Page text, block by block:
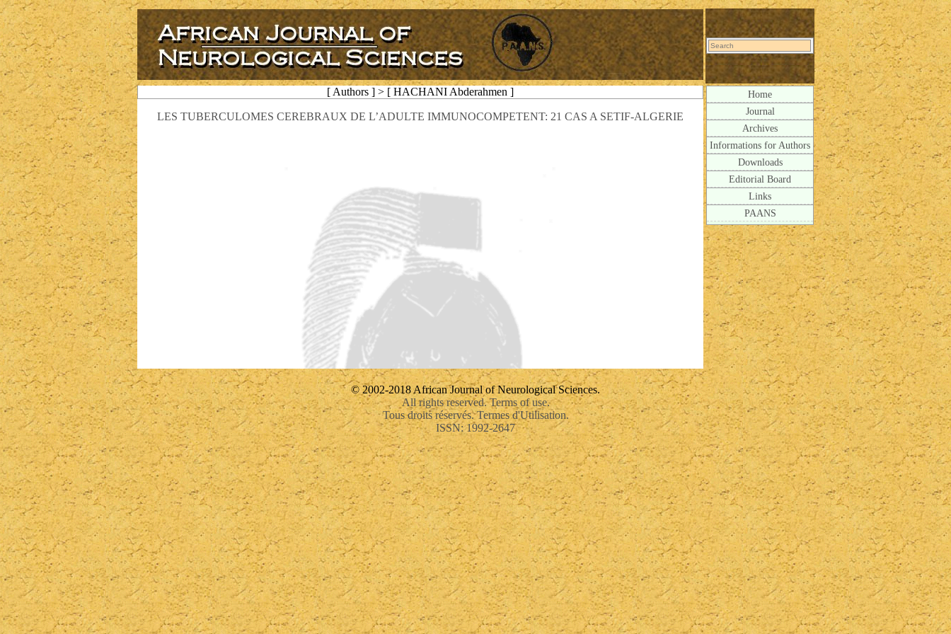
[ Authors ] > [ HACHANI Abderahmen ]
LES TUBERCULOMES CEREBRAUX DE L’ADULTE IMMUNOCOMPETENT: 21 CAS A SETIF-ALGERIE
Home
Journal
Archives
Informations for Authors
Downloads
Editorial Board
Links
PAANS
© 2002-2018 African Journal of Neurological Sciences.
All rights reserved. Terms of use.
Tous droits réservés. Termes d'Utilisation.
ISSN: 1992-2647